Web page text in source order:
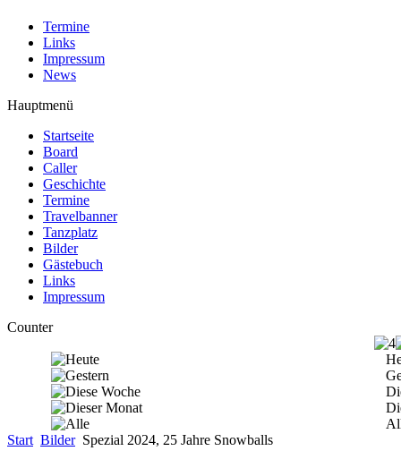
Termine
Links
Impressum
News
Hauptmenü
Startseite
Board
Caller
Geschichte
Termine
Travelbanner
Tanzplatz
Bilder
Gästebuch
Links
Impressum
Counter
Start Bilder Spezial 2024, 25 Jahre Snowballs